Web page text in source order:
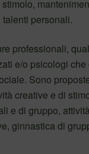
personali.
professionali,
e/o psicologi
Sono
creative e di
e di gruppo,
ginnastica di